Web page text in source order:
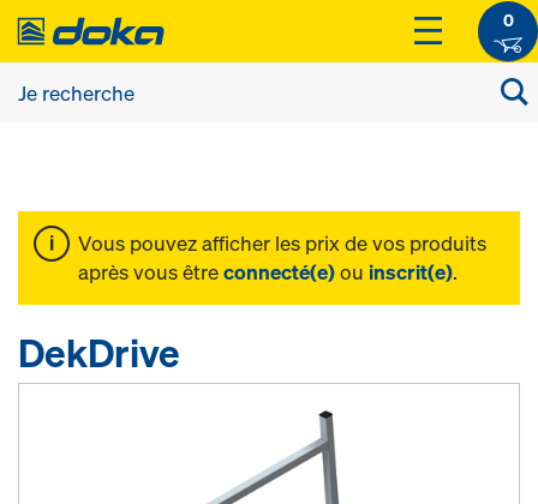
0
Vous pouvez afficher les prix de vos produits
après vous êtreconnecté(e)ou inscrit(e).
DekDrive